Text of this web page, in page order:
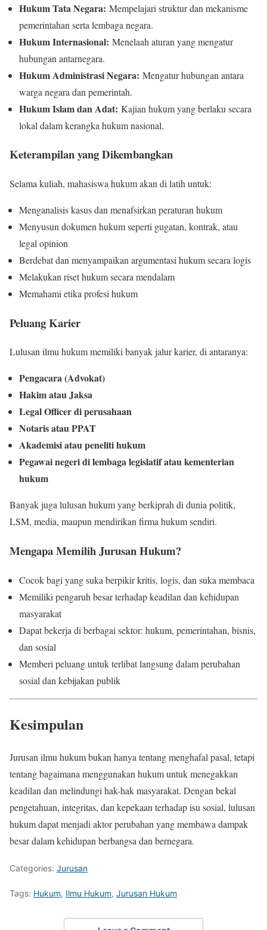
Hukum Tata Negara: Mempelajari struktur dan mekanisme
pemerintahan serta lembaga negara.
Hukum Internasional: Menelaah aturan yang mengatur
hubungan antarnegara.
Hukum Administrasi Negara: Mengatur hubungan antara
warga negara dan pemerintah.
Hukum Islam dan Adat: Kajian hukum yang berlaku secara
lokal dalam kerangka hukum nasional.
Keterampilan yang Dikembangkan
Selama kuliah, mahasiswa hukum akan di latih untuk:
Menganalisis kasus dan menafsirkan peraturan hukum
Menyusun dokumen hukum seperti gugatan, kontrak, atau
legal opinion
Berdebat dan menyampaikan argumentasi hukum secara logis
Melakukan riset hukum secara mendalam
Memahami etika profesi hukum
Peluang Karier
Lulusan ilmu hukum memiliki banyak jalur karier, di antaranya:
Pengacara (Advokat)
Hakim atau Jaksa
Legal Officer di perusahaan
Notaris atau PPAT
Akademisi atau peneliti hukum
Pegawai negeri di lembaga legislatif atau kementerian
hukum
Banyak juga lulusan hukum yang berkiprah di dunia politik,
LSM, media, maupun mendirikan firma hukum sendiri.
Mengapa Memilih Jurusan Hukum?
Cocok bagi yang suka berpikir kritis, logis, dan suka membaca
Memiliki pengaruh besar terhadap keadilan dan kehidupan
masyarakat
Dapat bekerja di berbagai sektor: hukum, pemerintahan, bisnis,
dan sosial
Memberi peluang untuk terlibat langsung dalam perubahan
sosial dan kebijakan publik
Kesimpulan
Jurusan ilmu hukum bukan hanya tentang menghafal pasal, tetapi
tentang bagaimana menggunakan hukum untuk menegakkan
keadilan dan melindungi hak-hak masyarakat. Dengan bekal
pengetahuan, integritas, dan kepekaan terhadap isu sosial, lulusan
hukum dapat menjadi aktor perubahan yang membawa dampak
besar dalam kehidupan berbangsa dan bernegara.
Categories: Jurusan
Tags: Hukum, Ilmu Hukum, Jurusan Hukum